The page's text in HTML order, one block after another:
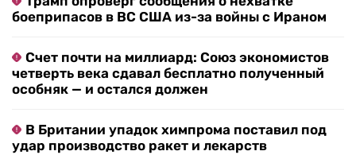
боеприпасов в ВС США из-за войны с Ираном
Счет почти на миллиард: Союз экономистов
четверть века сдавал бесплатно полученный
особняк — и остался должен
В Британии упадок химпрома поставил под
удар производство ракет и лекарств